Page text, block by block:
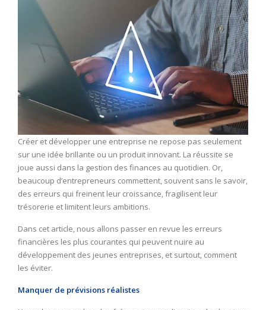
Créer et développer une entreprise ne repose pas seulement
sur une idée brillante ou un produit innovant. La réussite se
joue aussi dans la gestion des finances au quotidien. Or,
beaucoup d’entrepreneurs commettent, souvent sans le savoir,
des erreurs qui freinent leur croissance, fragilisent leur
trésorerie et limitent leurs ambitions.
Dans cet article, nous allons passer en revue les erreurs
financières les plus courantes qui peuvent nuire au
développement des jeunes entreprises, et surtout, comment
les éviter.
Manquer de prévisions réalistes